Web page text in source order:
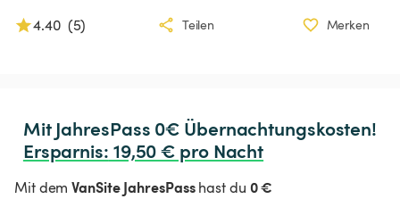
4.40 (5) Teilen Merken
Ersparnis: 19,50 € pro Nacht
Mit demVanSite JahresPasshast du 0 €